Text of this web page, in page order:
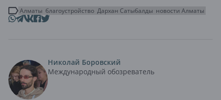
Алматы благоустройство Дархан Сатыбалды новости Алматы
Николай Боровский
Международный обозреватель